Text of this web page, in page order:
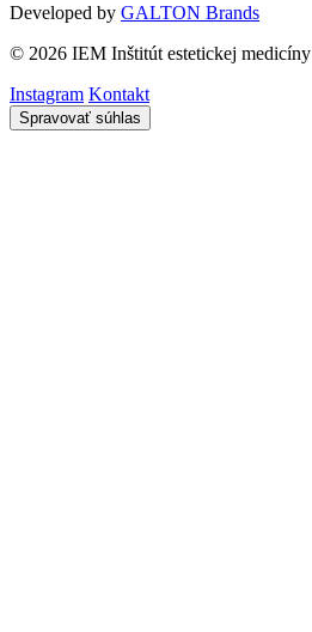
Developed by GALTON Brands
© 2026 IEM Inštitút estetickej medicíny
Instagram Kontakt
Spravovať súhlas